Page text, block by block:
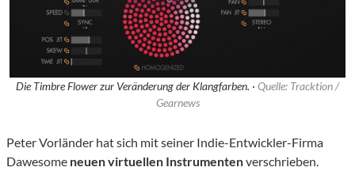
Die Timbre Flower zur Veränderung der Klangfarben. · Quelle: Tracktion /
Gearnews
Peter Vorländer hat sich mit seiner Indie-Entwickler-Firma
Dawesome neuen virtuellen Instrumentenverschrieben.